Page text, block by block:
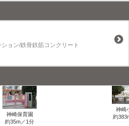
ョン/鉄骨鉄筋コンクリート
神崎保育園
約35m／1分
神崎
約